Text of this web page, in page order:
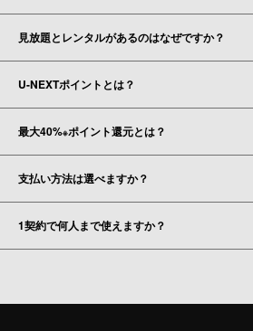
見放題とレンタルがあるのはなぜですか？
U-NEXTポイントとは？
最大40%※ポイント還元とは？
支払い方法は選べますか？
1契約で何人まで使えますか？